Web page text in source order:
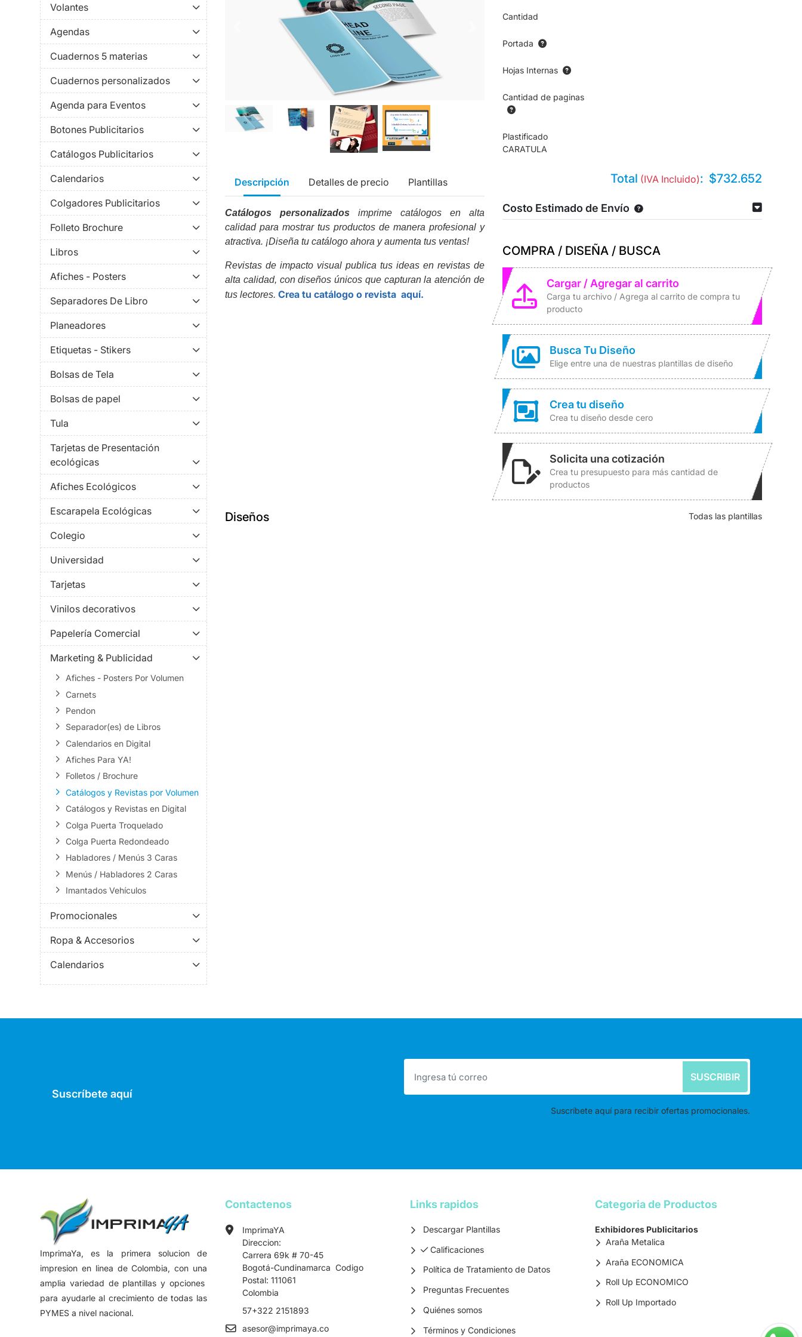
Volantes
Agendas
Cuadernos 5 materias
Cuadernos personalizados
Agenda para Eventos
Botones Publicitarios
Catálogos Publicitarios
Calendarios
Colgadores Publicitarios
Folleto Brochure
Libros
Afiches - Posters
Separadores De Libro
Planeadores
Etiquetas - Stikers
Bolsas de Tela
Bolsas de papel
Tula
Tarjetas de Presentación
ecológicas
Afiches Ecológicos
Escarapela Ecológicas
Colegio
Universidad
Tarjetas
Vinilos decorativos
Papelería Comercial
Marketing & Publicidad
Afiches - Posters Por Volumen
Carnets
Pendon
Separador(es) de Libros
Calendarios en Digital
Afiches Para YA!
Folletos / Brochure
Catálogos y Revistas por Volumen
Catálogos y Revistas en Digital
Colga Puerta Troquelado
Colga Puerta Redondeado
Habladores / Menús 3 Caras
Menús / Habladores 2 Caras
Imantados Vehículos
Promocionales
Ropa & Accesorios
Calendarios
Descripción Detalles de precio Plantillas
Catálogos personalizados imprime catálogos en alta
calidad para mostrar tus productos de manera profesional y
atractiva. ¡Diseña tu catálogo ahora y aumenta tus ventas!
Revistas de impacto visual publica tus ideas en revistas de
alta calidad, con diseños únicos que capturan la atención de
tus lectores. Crea tu catálogo o revista aquí.
Cantidad
Portada
Hojas Internas
Cantidad de paginas
Plastificado
CARATULA
Total (IVA Incluido): $732.652
Costo Estimado de Envío
COMPRA / DISEÑA / BUSCA
Cargar / Agregar al carrito
Carga tu archivo / Agrega al carrito de compra tu
producto
Busca Tu Diseño
Elige entre una de nuestras plantillas de diseño
Crea tu diseño
Crea tu diseño desde cero
Solicita una cotización
Crea tu presupuesto para más cantidad de
productos
Todas las plantillas
Diseños
Suscríbete aquí
SUSCRIBIR
Suscríbete aquí para recibir ofertas promocionales.
ImprimaYa, es la primera solucion de
impresion en linea de Colombia, con una
amplia variedad de plantillas y opciones
para ayudarle al crecimiento de todas las
PYMES a nivel nacional.
Contactenos
ImprimaYA
Direccion:
Carrera 69k # 70-45
Bogotá-Cundinamarca Codigo
Postal: 111061
Colombia
57+322 2151893
asesor@imprimaya.co
Links rapidos
Descargar Plantillas
Calificaciones
Calificaciones
Política de Tratamiento de Datos
Preguntas Frecuentes
Quiénes somos
Términos y Condiciones
Categoria de Productos
Exhibidores Publicitarios
Araña Metalica
Araña ECONOMICA
Roll Up ECONOMICO
Roll Up Importado